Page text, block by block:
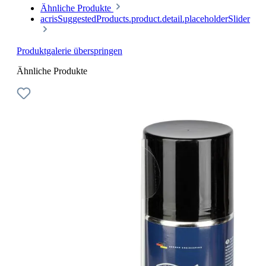
Ähnliche Produkte
acrisSuggestedProducts.product.detail.placeholderSlider
Produktgalerie überspringen
Ähnliche Produkte